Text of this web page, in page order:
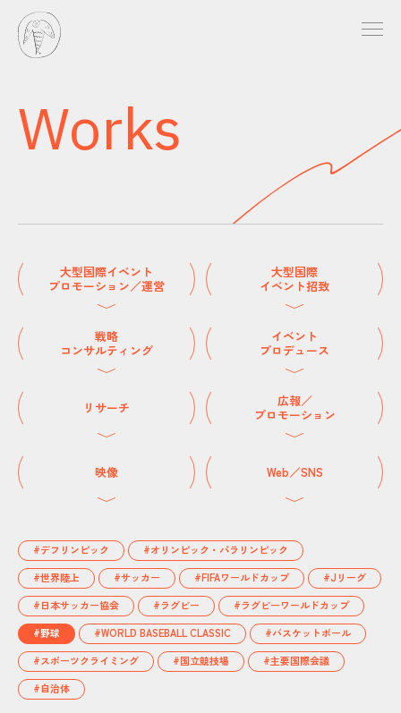
Works
大型国際イベント
プロモーション／運営
大型国際
イベント招致
戦略
コンサルティング
イベント
プロデュース
リサーチ
広報／
プロモーション
映像 Web／SNS
#デフリンピック
#オリンピック・パラリンピック
#世界陸上
#サッカー #FIFAワールドカップ
#Jリーグ
#日本サッカー協会
#ラグビー
#ラグビーワールドカップ
#野球
#WORLD BASEBALL CLASSIC
#バスケットボール
#スポーツクライミング
#国立競技場
#主要国際会議
#自治体